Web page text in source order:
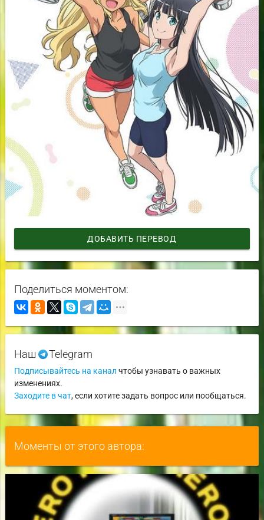
ДОБАВИТЬ ПЕРЕВОД
Поделиться моментом:
Наш Telegram
Подписывайтесь на канал чтобы узнавать о важных
изменениях.
Заходите в чат, если хотите задать вопрос или пообщаться.
Моменты от этого автора: